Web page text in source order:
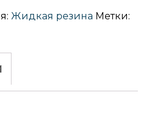
Жидкая резина Метки: